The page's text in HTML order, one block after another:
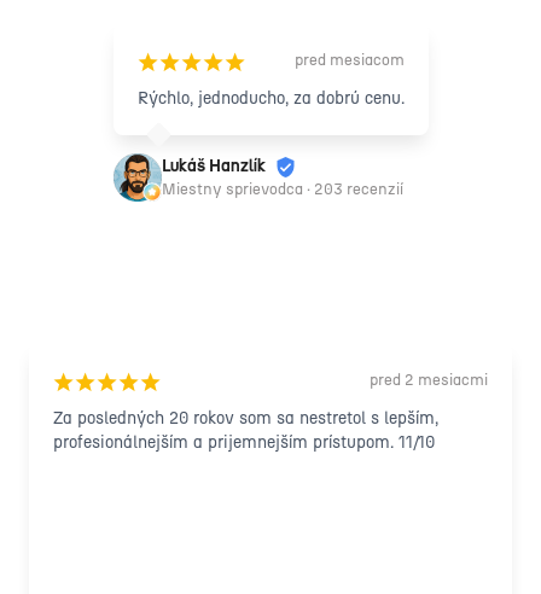
¡¡¡¡¡ pred mesiacom
Rýchlo, jednoducho, za dobrú cenu.
Lukáš Hanzlík
Miestny sprievodca · 203 recenzií
¡¡¡¡¡ pred 2 mesiacmi
Za posledných 20 rokov som sa nestretol s lepším,
profesionálnejším a prijemnejším prístupom. 11/10